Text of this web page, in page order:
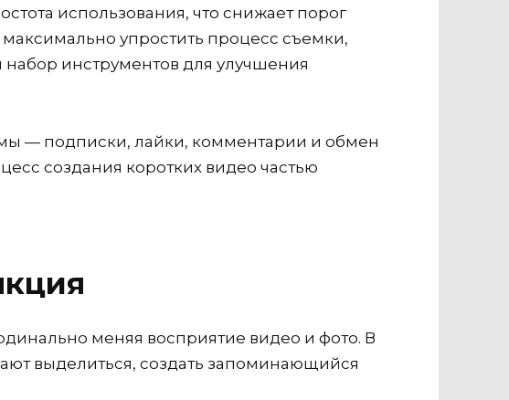
использования, что снижает порог
упростить процесс съемки,
инструментов для улучшения
— подписки, лайки, комментарии и обмен
создания коротких видео частью
меняя восприятие видео и фото. В
выделиться, создать запоминающийся